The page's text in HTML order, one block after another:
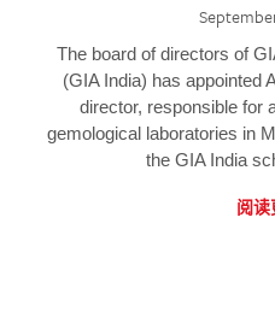
The board of directors of
(GIA India) has appointed
director, responsible for
gemological laboratories in
the GIA India
阅